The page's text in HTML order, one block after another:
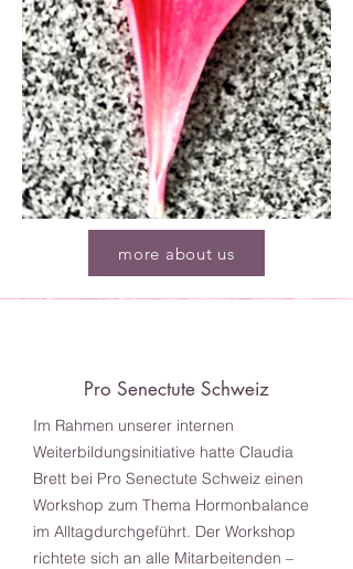
more about us
Pro Senectute Schweiz
Im Rahmen unserer internen
Weiterbildungsinitiative hatte Claudia
Brett bei Pro Senectute Schweiz einen
Workshop zum Thema Hormonbalance
im Alltagdurchgeführt. Der Workshop
richtete sich an alle Mitarbeitenden –